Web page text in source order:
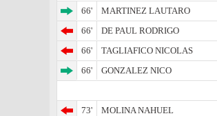
66'
MARTINEZ LAUTARO
66'
DE PAUL RODRIGO
66'
TAGLIAFICO NICOLAS
66'
GONZALEZ NICO
73'
MOLINA NAHUEL